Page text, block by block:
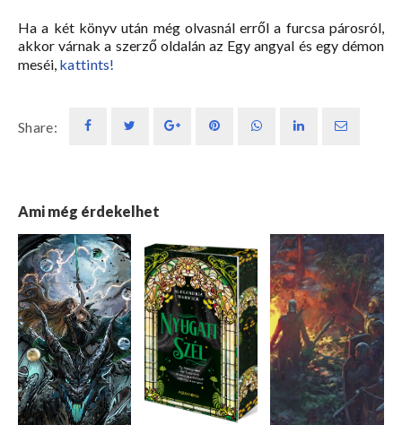
Ha a két könyv után még olvasnál erről a furcsa párosról,
akkor várnak a szerző oldalán az Egy angyal és egy démon
meséi, kattints!
Share:
Ami még érdekelhet